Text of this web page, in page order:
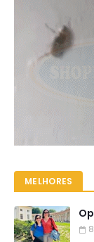
MELHORES